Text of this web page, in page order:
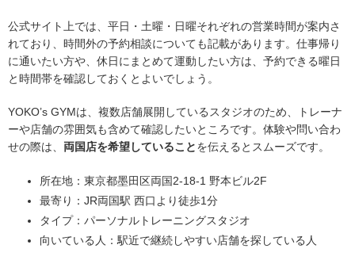
公式サイト上では、平日・土曜・日曜それぞれの営業時間が案内さ
れており、時間外の予約相談についても記載があります。仕事帰り
に通いたい方や、休日にまとめて運動したい方は、予約できる曜日
と時間帯を確認しておくとよいでしょう。
YOKO’s GYMは、複数店舗展開しているスタジオのため、トレーナ
ーや店舗の雰囲気も含めて確認したいところです。体験や問い合わ
せの際は、 両国店を希望していることを伝えるとスムーズです。
所在地：東京都墨田区両国2-18-1 野本ビル2F
最寄り：JR両国駅 西口より徒歩1分
タイプ：パーソナルトレーニングスタジオ
向いている人：駅近で継続しやすい店舗を探している人